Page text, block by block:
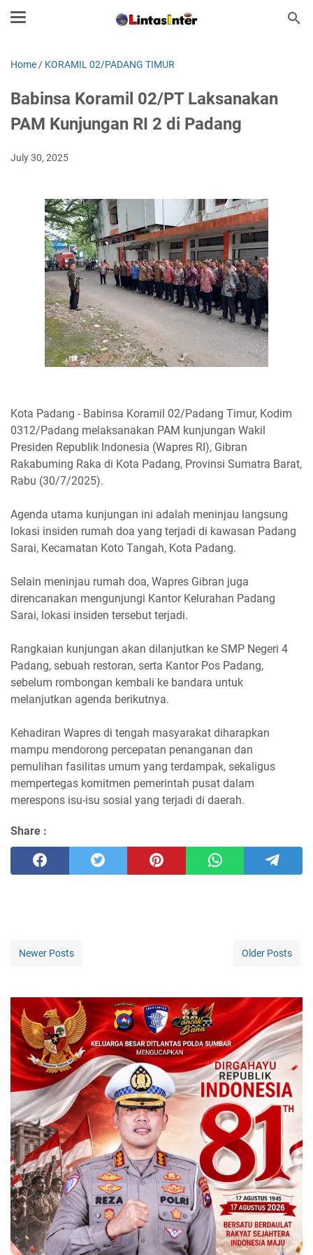
Home / KORAMIL 02/PADANG TIMUR
Babinsa Koramil 02/PT Laksanakan
PAM Kunjungan RI 2 di Padang
July 30, 2025
Kota Padang - Babinsa Koramil 02/Padang Timur, Kodim
0312/Padang melaksanakan PAM kunjungan Wakil
Presiden Republik Indonesia (Wapres RI), Gibran
Rakabuming Raka di Kota Padang, Provinsi Sumatra Barat,
Rabu (30/7/2025).
Agenda utama kunjungan ini adalah meninjau langsung
lokasi insiden rumah doa yang terjadi di kawasan Padang
Sarai, Kecamatan Koto Tangah, Kota Padang.
Selain meninjau rumah doa, Wapres Gibran juga
direncanakan mengunjungi Kantor Kelurahan Padang
Sarai, lokasi insiden tersebut terjadi.
Rangkaian kunjungan akan dilanjutkan ke SMP Negeri 4
Padang, sebuah restoran, serta Kantor Pos Padang,
sebelum rombongan kembali ke bandara untuk
melanjutkan agenda berikutnya.
Kehadiran Wapres di tengah masyarakat diharapkan
mampu mendorong percepatan penanganan dan
pemulihan fasilitas umum yang terdampak, sekaligus
mempertegas komitmen pemerintah pusat dalam
merespons isu-isu sosial yang terjadi di daerah.
Share :
Newer Posts Older Posts